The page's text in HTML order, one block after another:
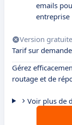
emails
entreprise
Version gratuite
Tarif sur demande
Gérez
routage et de
Voir plus de